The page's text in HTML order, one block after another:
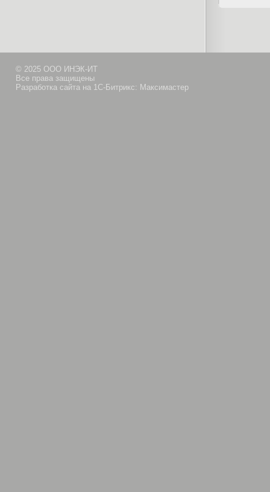
© 2025 ООО ИНЭК-ИТ
Все права защищены
Разработка сайта на 1С-Битрикс: Максимастер